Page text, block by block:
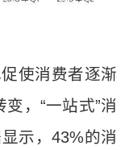
使消费者逐渐
变，“一站式”消
示，43%的消